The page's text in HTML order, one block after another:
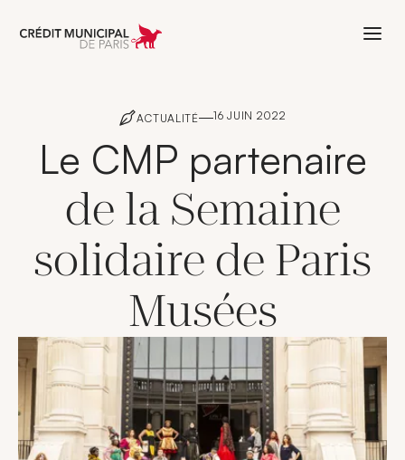
Aller à l'accueil de Crédit Municipal
ACTUALITÉ 16 JUIN 2022
Le CMP partenaire
de la Semaine
solidaire de Paris
Musées